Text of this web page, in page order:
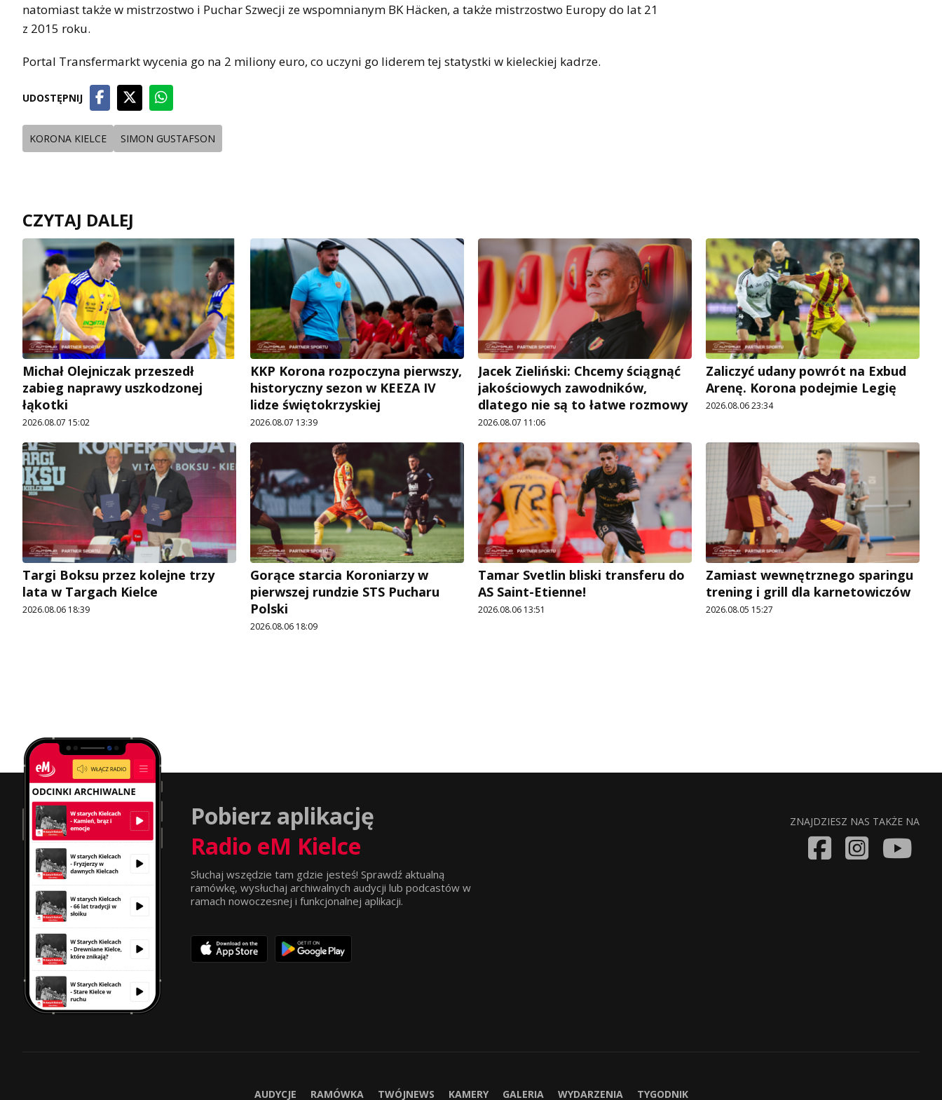
natomiast także w mistrzostwo i Puchar Szwecji ze wspomnianym BK Häcken, a także mistrzostwo Europy do lat 21
z 2015 roku.
Portal Transfermarkt wycenia go na 2 miliony euro, co uczyni go liderem tej statystki w kieleckiej kadrze.
UDOSTĘPNIJ
KORONA KIELCE SIMON GUSTAFSON
CZYTAJ DALEJ
Michał Olejniczak przeszedł
zabieg naprawy uszkodzonej
łąkotki
2026.08.07 15:02
KKP Korona rozpoczyna pierwszy,
historyczny sezon w KEEZA IV
lidze świętokrzyskiej
2026.08.07 13:39
Jacek Zieliński: Chcemy ściągnąć
jakościowych zawodników,
dlatego nie są to łatwe rozmowy
2026.08.07 11:06
Zaliczyć udany powrót na Exbud
Arenę. Korona podejmie Legię
2026.08.06 23:34
Targi Boksu przez kolejne trzy
lata w Targach Kielce
2026.08.06 18:39
Gorące starcia Koroniarzy w
pierwszej rundzie STS Pucharu
Polski
2026.08.06 18:09
Tamar Svetlin bliski transferu do
AS Saint-Etienne!
2026.08.06 13:51
Zamiast wewnętrznego sparingu
trening i grill dla karnetowiczów
2026.08.05 15:27
Pobierz aplikację
Radio eM Kielce
Słuchaj wszędzie tam gdzie jesteś! Sprawdź aktualną
ramówkę, wysłuchaj archiwalnych audycji lub podcastów w
ramach nowoczesnej i funkcjonalnej aplikacji.
ZNAJDZIESZ NAS TAKŻE NA
AUDYCJE RAMÓWKA TWÓJNEWS KAMERY GALERIA WYDARZENIA TYGODNIK